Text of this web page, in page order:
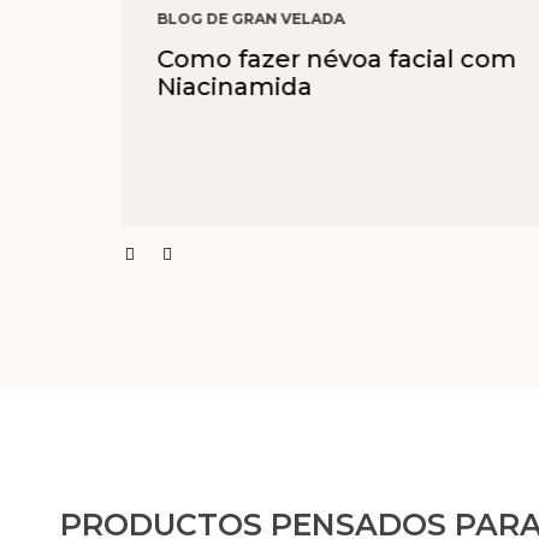
BLOG DE GRAN VELADA
Como fazer névoa facial com
Niacinamida
PRODUCTOS PENSADOS